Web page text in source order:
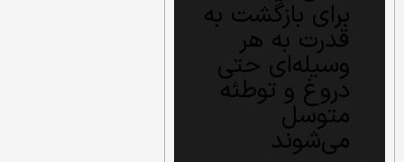
برای بازگشت به
قدرت به هر
وسیله‌ای حتی
دروغ و توطئه
متوسل
می‌شوند